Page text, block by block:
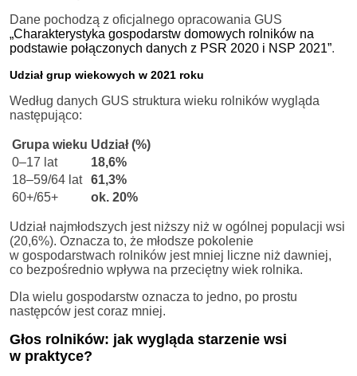
Dane pochodzą z oficjalnego opracowania GUS
„Charakterystyka gospodarstw domowych rolników na
podstawie połączonych danych z PSR 2020 i NSP 2021”.
Udział grup wiekowych w 2021 roku
Według danych GUS struktura wieku rolników wygląda
następująco:
Grupa wieku Udział (%)
0–17 lat
18,6%
18–59/64 lat
61,3%
60+/65+
ok. 20%
Udział najmłodszych jest niższy niż w ogólnej populacji wsi
(20,6%). Oznacza to, że młodsze pokolenie
w gospodarstwach rolników jest mniej liczne niż dawniej,
co bezpośrednio wpływa na przeciętny wiek rolnika.
Dla wielu gospodarstw oznacza to jedno, po prostu
następców jest coraz mniej.
Głos rolników: jak wygląda starzenie wsi
w praktyce?